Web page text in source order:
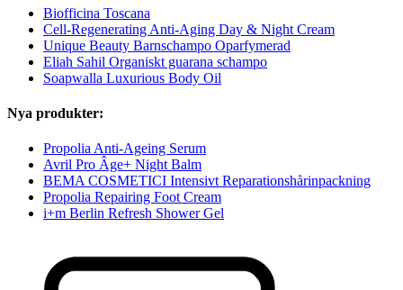
Biofficina Toscana
Cell-Regenerating Anti-Aging Day & Night Cream
Unique Beauty Barnschampo Oparfymerad
Eliah Sahil Organiskt guarana schampo
Soapwalla Luxurious Body Oil
Nya produkter:
Propolia Anti-Ageing Serum
Avril Pro Âge+ Night Balm
BEMA COSMETICI Intensivt Reparationshårinpackning
Propolia Repairing Foot Cream
i+m Berlin Refresh Shower Gel